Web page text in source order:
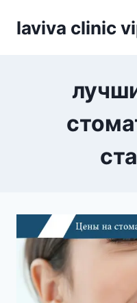
laviva clinic